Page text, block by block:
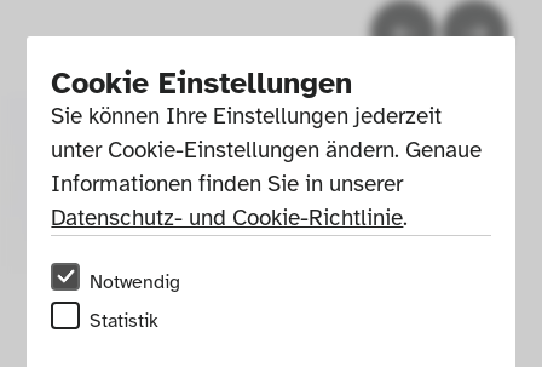
Cookie Einstellungen
Sie können Ihre Einstellungen jederzeit
unter Cookie-Einstellungen ändern. Genaue
Informationen finden Sie in unserer
Datenschutz- und Cookie-Richtlinie.
Notwendig
Statistik